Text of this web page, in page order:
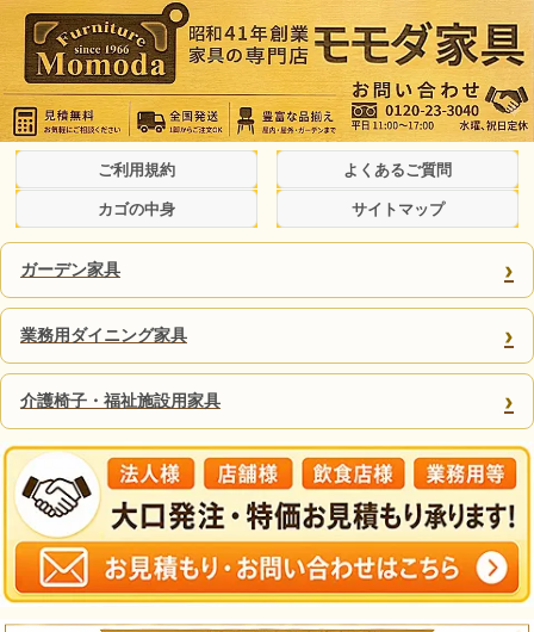
ご利用規約 よくあるご質問
カゴの中身 サイトマップ
ガーデン家具 ›
業務用ダイニング家具 ›
介護椅子・福祉施設用家具 ›